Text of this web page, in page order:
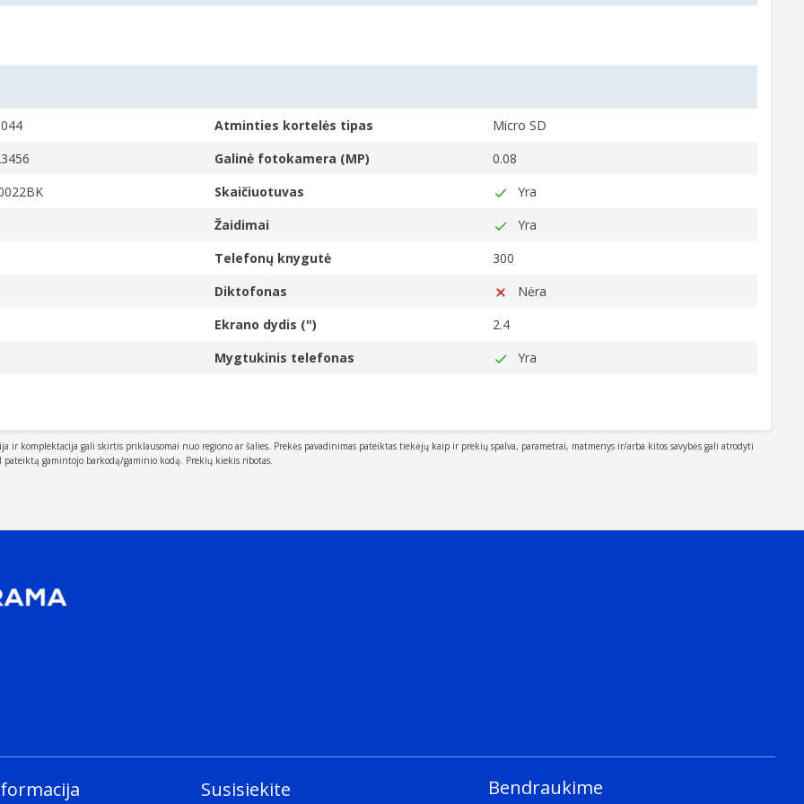
water resistant
Atsparus vandeniui
be displayed. It is usually quoted as width × height
this device.
Atminties kortelės tipas
Micro SD
Galinė fotokamera (MP)
0.08
Skaičiuotuvas
Yra
Žaidimai
Yra
Telefonų knygutė
300
Diktofonas
Nėra
Ekrano dydis (")
2.4
Mygtukinis telefonas
Yra
komplektacija gali skirtis priklausomai nuo regiono ar šalies. Prekės pavadinimas pateiktas tiekėjų kaip ir prekių spalva, parametrai, matmenys ir/arba kitos savybės gali atrodyti
gamintojo barkodą/gaminio kodą. Prekių kiekis ribotas.
Susisiekite Bendraukime